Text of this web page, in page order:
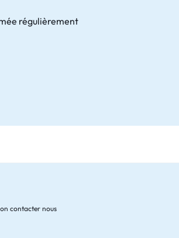
régulièrement
contacter nous